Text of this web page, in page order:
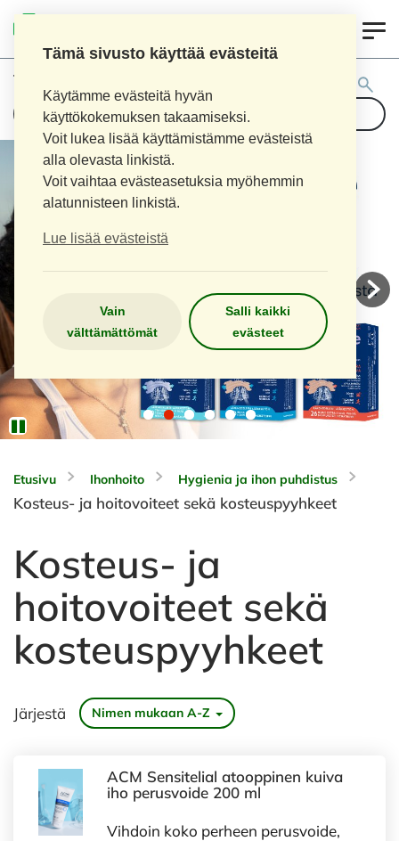
Tämä sivusto käyttää evästeitä
Käytämme evästeitä hyvän
käyttökokemuksen takaamiseksi.
Voit lukea lisää käyttämistämme evästeistä
alla olevasta linkistä.
Voit vaihtaa evästeasetuksia myöhemmin
alatunnisteen linkistä.
Lue lisää evästeistä
Vain
välttämättömät
Salli kaikki
evästeet
Tuotehaku:
Etusivu Ihonhoito Hygienia ja ihon puhdistus
Kosteus- ja hoitovoiteet sekä kosteuspyyhkeet
Kosteus- ja
hoitovoiteet sekä
kosteuspyyhkeet
Järjestä Nimen mukaan A-Z
ACM Sensitelial atooppinen kuiva
iho perusvoide 200 ml
Vihdoin koko perheen perusvoide,